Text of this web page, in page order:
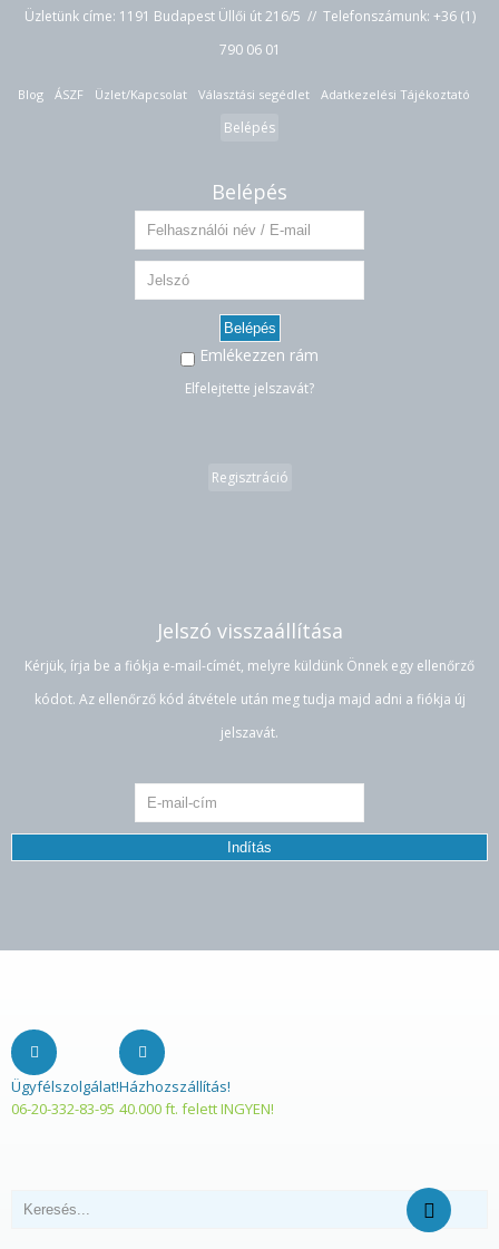
Üzletünk címe: 1191 Budapest Üllői út 216/5 // Telefonszámunk: +36 (1)
790 06 01
Blog ÁSZF Üzlet/Kapcsolat Választási segédlet Adatkezelési Tájékoztató
Belépés
Belépés
Belépés
Emlékezzen rám
Elfelejtette jelszavát?
Regisztráció
Jelszó visszaállítása
Kérjük, írja be a fiókja e-mail-címét, melyre küldünk Önnek egy ellenőrző
kódot. Az ellenőrző kód átvétele után meg tudja majd adni a fiókja új
jelszavát.
Indítás
Ügyfélszolgálat!
06-20-332-83-95
Házhozszállítás!
40.000 ft. felett INGYEN!